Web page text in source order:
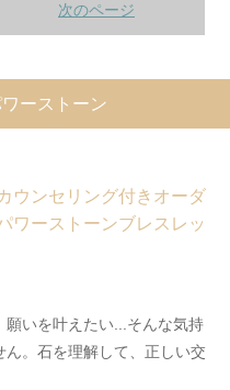
次のページ
ーストーン
ウンセリング付きオーダ
ワーストーンブレスレッ
いを叶えたい...そんな気持
。石を理解して、正しい交